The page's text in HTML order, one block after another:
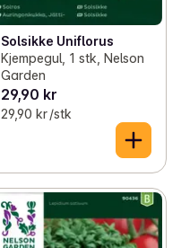
Solsikke Uniflorus
Kjempegul, 1 stk, Nelson
Garden
29,90 kr
29,90 kr /stk